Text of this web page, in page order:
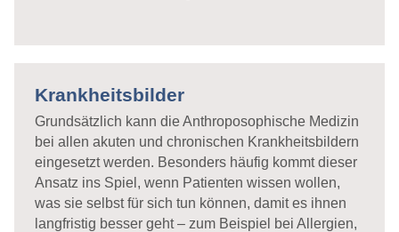
Krankheitsbilder
Grundsätzlich kann die Anthroposophische Medizin
bei allen akuten und chronischen Krankheitsbildern
eingesetzt werden. Besonders häufig kommt dieser
Ansatz ins Spiel, wenn Patienten wissen wollen,
was sie selbst für sich tun können, damit es ihnen
langfristig besser geht – zum Beispiel bei Allergien,